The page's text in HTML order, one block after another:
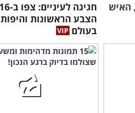
האיש
הצבע הראשונות והיפות
בעולם